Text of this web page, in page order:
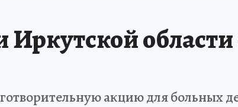
Иркутской
акцию для больных